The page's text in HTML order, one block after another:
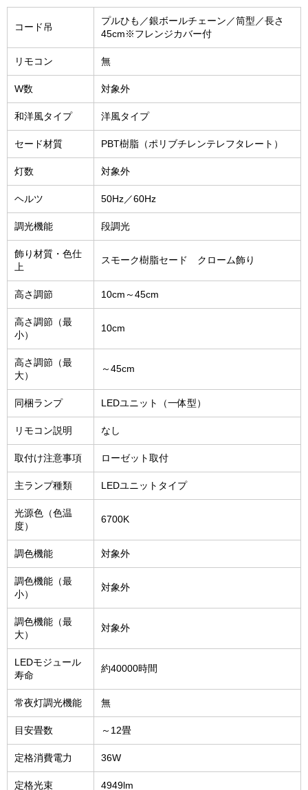
コード吊
プルひも／銀ボールチェーン／筒型／長さ
45cm※フレンジカバー付
リモコン 無
W数 対象外
和洋風タイプ 洋風タイプ
セード材質 PBT樹脂（ポリブチレンテレフタレート）
灯数 対象外
ヘルツ 50Hz／60Hz
調光機能 段調光
飾り材質・色仕
上
スモーク樹脂セード クローム飾り
高さ調節 10cm～45cm
高さ調節（最
小）
10cm
高さ調節（最
大）
～45cm
同梱ランプ LEDユニット（一体型）
リモコン説明 なし
取付け注意事項 ローゼット取付
主ランプ種類 LEDユニットタイプ
光源色（色温
度）
6700K
調色機能 対象外
調色機能（最
小）
対象外
調色機能（最
大）
対象外
LEDモジュール
寿命
約40000時間
常夜灯調光機能 無
目安畳数 ～12畳
定格消費電力 36W
定格光束 4949lm